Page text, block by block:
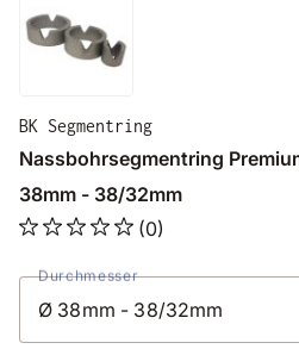
BK Segmentring
Nassbohrsegmentring
38mm - 38/32mm
(0)
Durchmesser